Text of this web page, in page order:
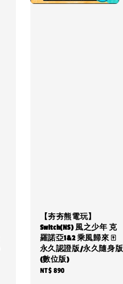
【夯夯熊電玩】
Switch(NS) 風之少年 克
羅諾亞1&2 乘風歸來 🀄
永久認證版/永久隨身版
(數位版)
Regular
NT$ 890